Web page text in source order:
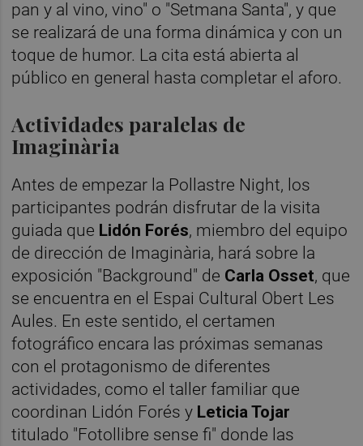
pan y al vino, vino" o "Setmana Santa", y que
se realizará de una forma dinámica y con un
toque de humor. La cita está abierta al
público en general hasta completar el aforo.
Actividades paralelas de
Imaginària
Antes de empezar la Pollastre Night, los
participantes podrán disfrutar de la visita
guiada que Lidón Forés, miembro del equipo
de dirección de Imaginària, hará sobre la
exposición "Background" de Carla Osset, que
se encuentra en el Espai Cultural Obert Les
Aules. En este sentido, el certamen
fotográfico encara las próximas semanas
con el protagonismo de diferentes
actividades, como el taller familiar que
coordinan Lidón Forés y Leticia Tojar
titulado "Fotollibre sense fi" donde las